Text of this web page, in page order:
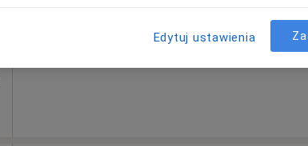
Edytuj ustawienia